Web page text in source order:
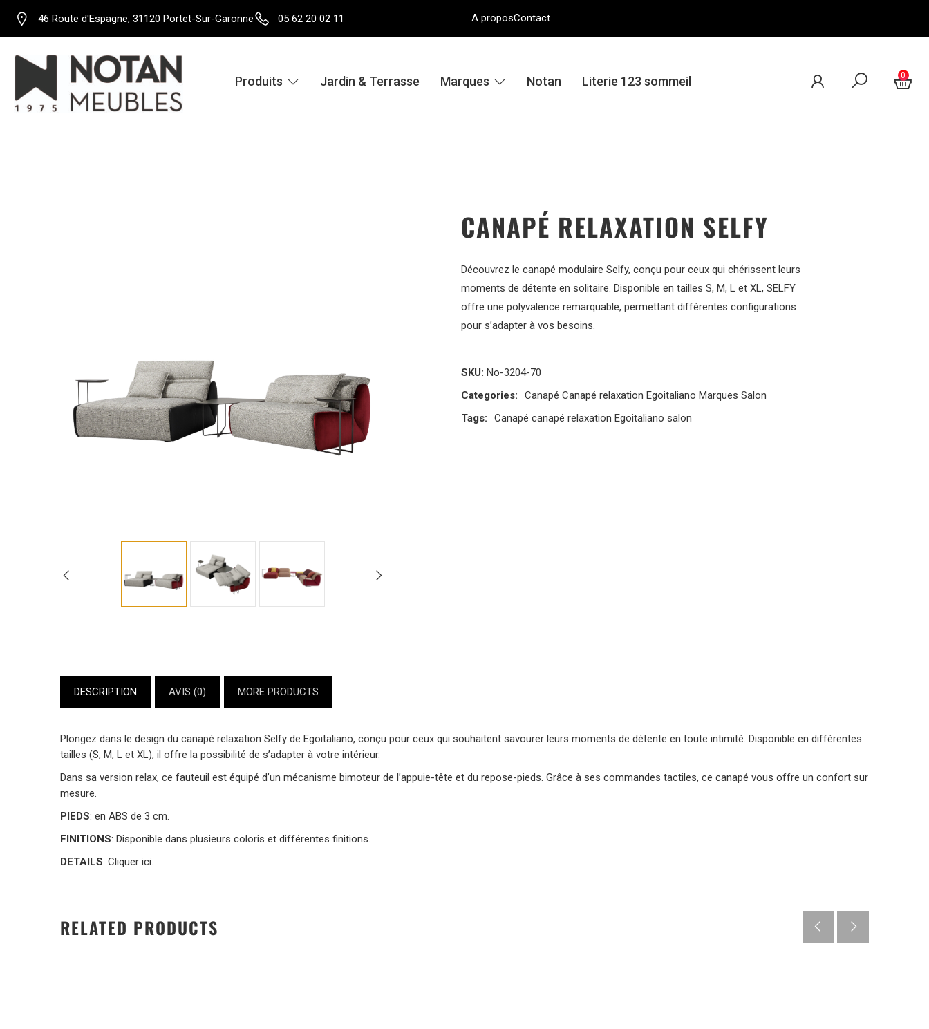
46 Route d'Espagne, 31120 Portet-Sur-Garonne 05 62 20 02 11 A proposContact
Produits Jardin & Terrasse Marques Notan Literie 123 sommeil 0
CANAPÉ RELAXATION SELFY
Découvrez le canapé modulaire Selfy, conçu pour ceux qui chérissent leurs
moments de détente en solitaire. Disponible en tailles S, M, L et XL, SELFY
offre une polyvalence remarquable, permettant différentes configurations
pour s’adapter à vos besoins.
SKU: No-3204-70
Categories:
Canapé Canapé relaxation Egoitaliano Marques Salon
Tags:
Canapé canapé relaxation Egoitaliano salon
DESCRIPTION AVIS (0) MORE PRODUCTS
Plongez dans le design du canapé relaxation Selfy de Egoitaliano, conçu pour ceux qui souhaitent savourer leurs moments de détente en toute intimité. Disponible en différentes
tailles (S, M, L et XL), il offre la possibilité de s’adapter à votre intérieur.
Dans sa version relax, ce fauteuil est équipé d’un mécanisme bimoteur de l’appuie-tête et du repose-pieds. Grâce à ses commandes tactiles, ce canapé vous offre un confort sur
mesure.
PIEDS: en ABS de 3 cm.
FINITIONS: Disponible dans plusieurs coloris et différentes finitions.
DETAILS: Cliquer ici.
RELATED PRODUCTS